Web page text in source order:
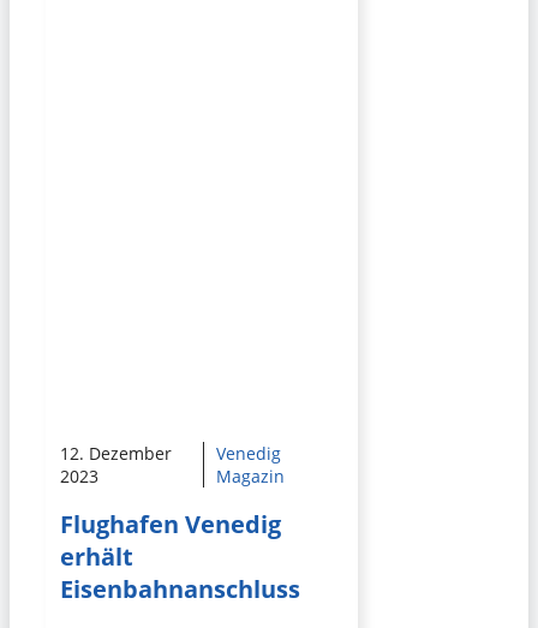
12. Dezember
2023
Venedig
Magazin
Flughafen Venedig
erhält
Eisenbahnanschluss